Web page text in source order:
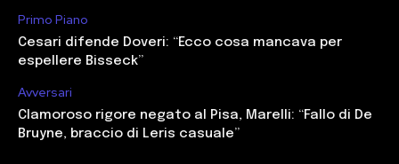
Primo Piano
Cesari difende Doveri: “Ecco cosa mancava per
espellere Bisseck”
Avversari
Clamoroso rigore negato al Pisa, Marelli: “Fallo di De
Bruyne, braccio di Leris casuale”